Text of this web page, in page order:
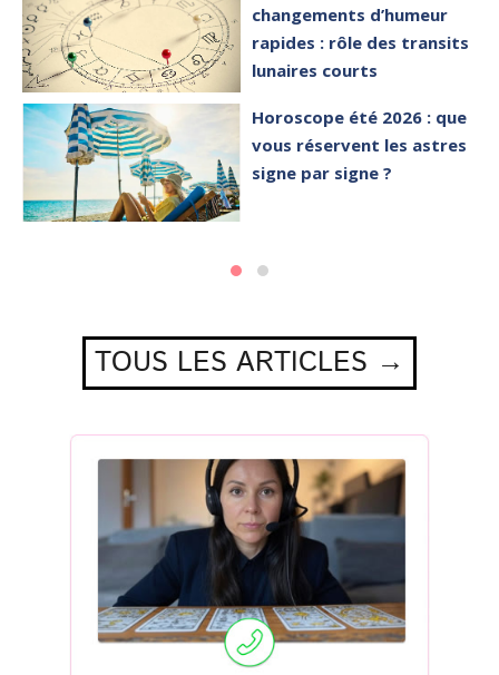
changements d’humeur
rapides : rôle des transits
lunaires courts
Horoscope été 2026 : que
vous réservent les astres
signe par signe ?
TOUS LES ARTICLES →